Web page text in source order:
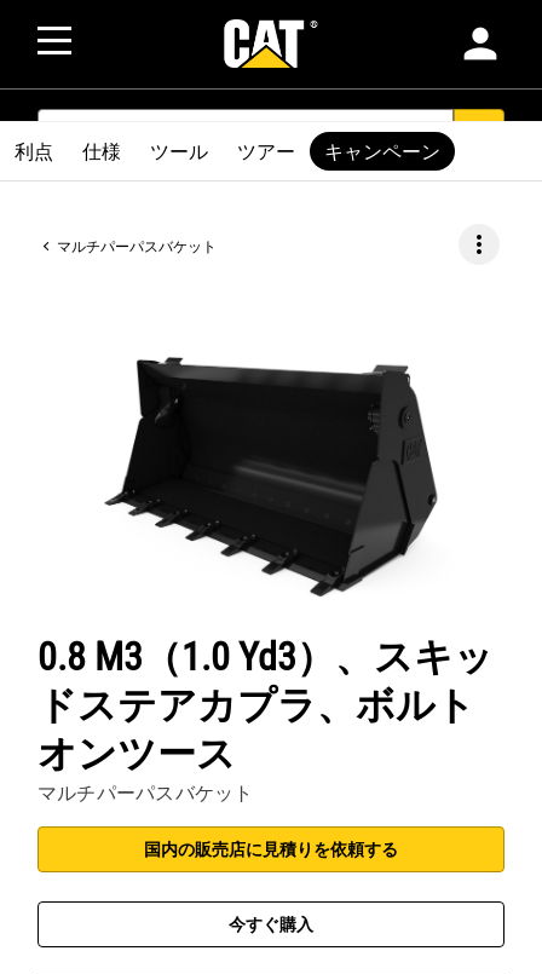
person
SEARCH
マルチパーパスバケット more_vert
0.8 M3（1.0 Yd3）、スキッ
ドステアカプラ、ボルト
オンツース
マルチパーパスバケット
国内の販売店に見積りを依頼する
今すぐ購入
利点 仕様 ツール ツアー キャンペーン